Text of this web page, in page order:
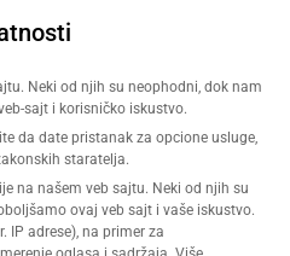
Neki od njih su neophodni, dok nam
sajt i korisničko iskustvo.
da date pristanak za opcione usluge,
staratelja.
na našem veb sajtu. Neki od njih su
ovaj veb sajt i vaše iskustvo.
IP adrese), na primer za